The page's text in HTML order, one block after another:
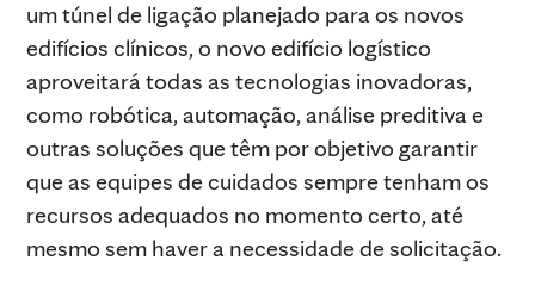
um túnel de ligação planejado para os novos
edifícios clínicos, o novo edifício logístico
aproveitará todas as tecnologias inovadoras,
como robótica, automação, análise preditiva e
outras soluções que têm por objetivo garantir
que as equipes de cuidados sempre tenham os
recursos adequados no momento certo, até
mesmo sem haver a necessidade de solicitação.